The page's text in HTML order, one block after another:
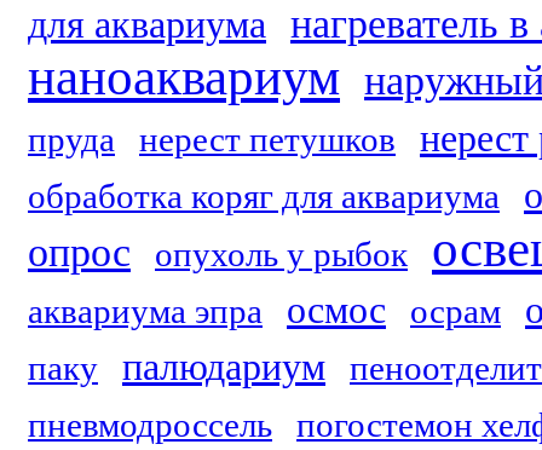
для аквариума нагреватель
наноаквариум
пруда нерест петушков
обработка коряг для аквариума
опрос опухоль у рыбок
аквариума эпра осмос осрам
паку палюдариум
пневмодроссель
погостемон